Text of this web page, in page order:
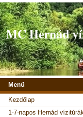
MC Hernád
Menü
Kezdőlap
1-7-napos Hernád